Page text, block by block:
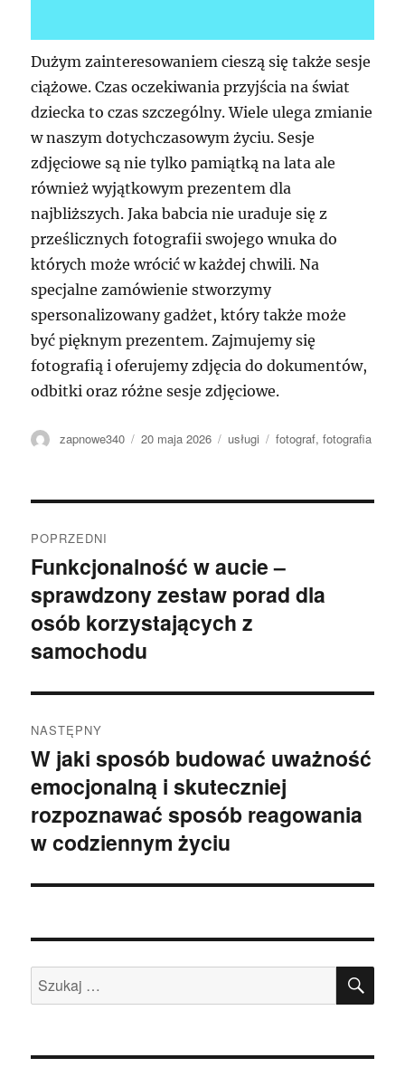
Dużym zainteresowaniem cieszą się także sesje
ciążowe. Czas oczekiwania przyjścia na świat
dziecka to czas szczególny. Wiele ulega zmianie
w naszym dotychczasowym życiu. Sesje
zdjęciowe są nie tylko pamiątką na lata ale
również wyjątkowym prezentem dla
najbliższych. Jaka babcia nie uraduje się z
prześlicznych fotografii swojego wnuka do
których może wrócić w każdej chwili. Na
specjalne zamówienie stworzymy
spersonalizowany gadżet, który także może
być pięknym prezentem. Zajmujemy się
fotografią i oferujemy zdjęcia do dokumentów,
odbitki oraz różne sesje zdjęciowe.
Autor
zapnowe340
Data
20 maja 2026 Kategorie
usługi Tagi
fotograf,fotografia
wpisu
POPRZEDNI
Poprzedni
wpis:
Funkcjonalność w aucie –
sprawdzony zestaw porad dla
osób korzystających z
samochodu
NASTĘPNY
Następny
wpis:
W jaki sposób budować uważność
emocjonalną i skuteczniej
rozpoznawać sposób reagowania
w codziennym życiu
Szukaj: